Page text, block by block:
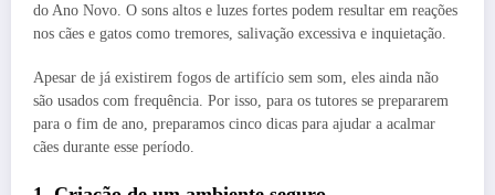
do Ano Novo. O sons altos e luzes fortes podem resultar em reações
nos cães e gatos como tremores, salivação excessiva e inquietação.
Apesar de já existirem fogos de artifício sem som, eles ainda não
são usados com frequência. Por isso, para os tutores se prepararem
para o fim de ano, preparamos cinco dicas para ajudar a acalmar
cães durante esse período.